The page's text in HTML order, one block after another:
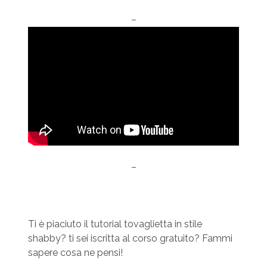
–
–
Ti è piaciuto il tutorial tovaglietta in stile
shabby? ti sei iscritta al corso gratuito? Fammi
sapere cosa ne pensi!